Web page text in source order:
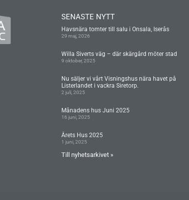
SENASTE NYTT
Havsnära tomter till salu i Onsala, Iserås
29 maj, 2026
Willa Siverts väg – där skärgård möter stad
9 oktober, 2025
Nu säljer vi vårt Visningshus nära havet på
Listerlandet i vackra Siretorp.
2 juli, 2025
Månadens hus Juni 2025
16 juni, 2025
Årets Hus 2025
1 juni, 2025
Till nyhetsarkivet »